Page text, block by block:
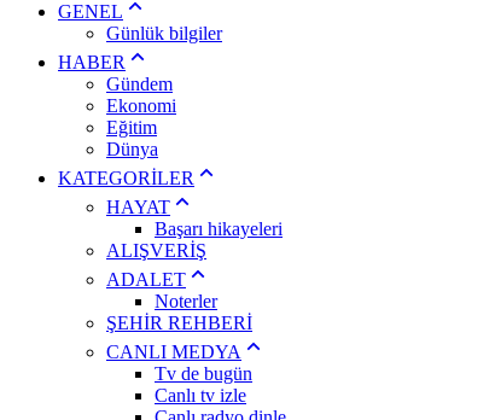
GENEL
Günlük bilgiler
HABER
Gündem
Ekonomi
Eğitim
Dünya
KATEGORİLER
HAYAT
Başarı hikayeleri
ALIŞVERİŞ
ADALET
Noterler
ŞEHİR REHBERİ
CANLI MEDYA
Tv de bugün
Canlı tv izle